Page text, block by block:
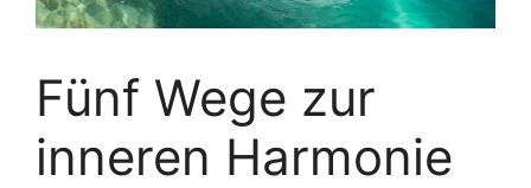
Fünf Wege zur
inneren Harmonie